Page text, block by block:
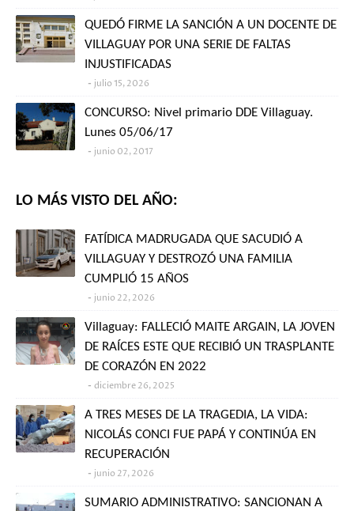
QUEDÓ FIRME LA SANCIÓN A UN DOCENTE DE
VILLAGUAY POR UNA SERIE DE FALTAS
INJUSTIFICADAS
julio 15, 2026
CONCURSO: Nivel primario DDE Villaguay.
Lunes 05/06/17
junio 02, 2017
LO MÁS VISTO DEL AÑO:
FATÍDICA MADRUGADA QUE SACUDIÓ A
VILLAGUAY Y DESTROZÓ UNA FAMILIA
CUMPLIÓ 15 AÑOS
junio 22, 2026
Villaguay: FALLECIÓ MAITE ARGAIN, LA JOVEN
DE RAÍCES ESTE QUE RECIBIÓ UN TRASPLANTE
DE CORAZÓN EN 2022
diciembre 26, 2025
A TRES MESES DE LA TRAGEDIA, LA VIDA:
NICOLÁS CONCI FUE PAPÁ Y CONTINÚA EN
RECUPERACIÓN
junio 27, 2026
SUMARIO ADMINISTRATIVO: SANCIONAN A